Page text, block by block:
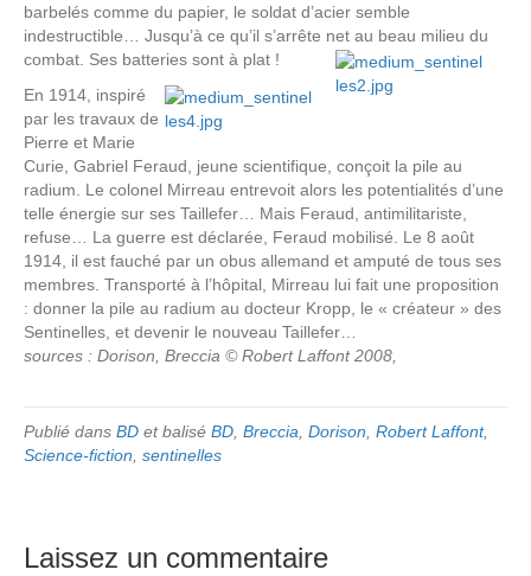
barbelés comme du papier, le soldat d’acier semble
indestructible… Jusqu’à ce qu’il s’arrête net au beau milieu du
combat. Ses batteries sont à plat !
En 1914, inspiré
par les travaux de
Pierre et Marie
Curie, Gabriel Feraud, jeune scientifique, conçoit la pile au
radium. Le colonel Mirreau entrevoit alors les potentialités d’une
telle énergie sur ses Taillefer… Mais Feraud, antimilitariste,
refuse… La guerre est déclarée, Feraud mobilisé. Le 8 août
1914, il est fauché par un obus allemand et amputé de tous ses
membres. Transporté à l’hôpital, Mirreau lui fait une proposition
: donner la pile au radium au docteur Kropp, le « créateur » des
Sentinelles, et devenir le nouveau Taillefer…
sources : Dorison, Breccia © Robert Laffont 2008,
Publié dans BD et balisé BD Breccia Dorison Robert Laffont,
Science-fiction sentinelles
Laissez un commentaire